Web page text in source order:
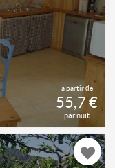
à partir de
55,7 €
par nuit